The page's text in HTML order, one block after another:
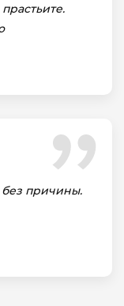
причины.